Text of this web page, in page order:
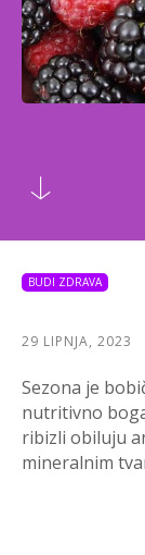
BUDI ZDRAVA
29 LIPNJA, 2023
Sezona je
nutritivno
ribizli obiluju
mineralnim